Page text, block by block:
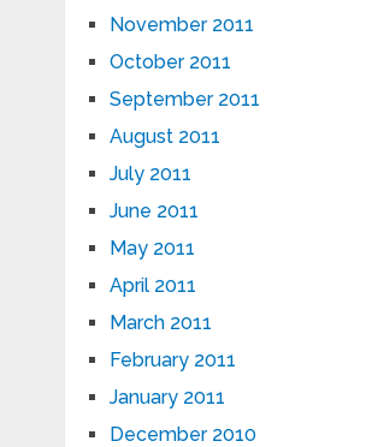
November 2011
October 2011
September 2011
August 2011
July 2011
June 2011
May 2011
April 2011
March 2011
February 2011
January 2011
December 2010